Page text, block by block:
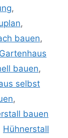
,
,
bauen,
Gartenhaus
bauen,
selbst
,
bauen
Hühnerstall